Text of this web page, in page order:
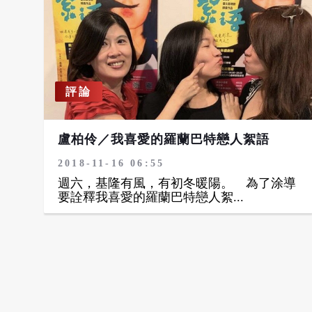
評論
盧柏伶／我喜愛的羅蘭巴特戀人絮語
2018-11-16 06:55
週六，基隆有風，有初冬暖陽。 為了涂導
要詮釋我喜愛的羅蘭巴特戀人絮...